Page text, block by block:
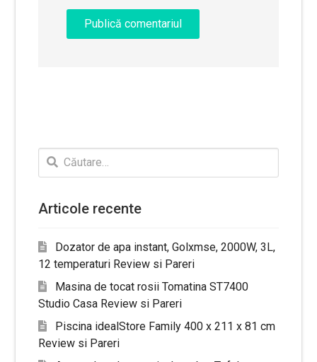
Caută
după:
Articole recente
Dozator de apa instant, Golxmse, 2000W, 3L,
12 temperaturi Review si Pareri
Masina de tocat rosii Tomatina ST7400
Studio Casa Review si Pareri
Piscina idealStore Family 400 x 211 x 81 cm
Review si Pareri